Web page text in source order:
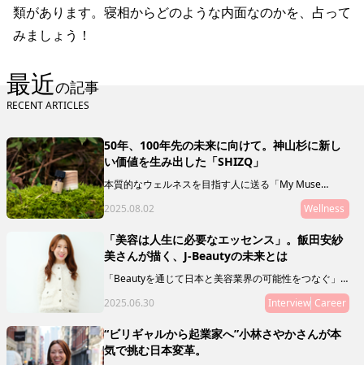
類があります。寝相からどのような内面なのかを、占って
みましょう！
最近の記事
RECENT ARTICLES
50年、100年先の未来に向けて。神山杉に新し
い価値を生み出した「SHIZQ」
本質的なウェルネスを目指す人に送る「My Muse
Selection」。最終回を飾るのは、徳島県の神山を拠点
に活動する「SHIZQ（しずく）」。山や川を守るために
「木を使う」というコンセプトのもと、器やアロマを製
作・販売しています。 「質がいいもの」の奥に潜むリ
レーションシップ（関連性やつながり）に目を向けるこ
とで、50年後の私たちの未来に繋げていきましょう。
2025.08.02 Wellness
「美容は人生に必要なエッセンス」。飯田安紗
美さんが描く、J-Beautyの未来とは
「Beautyを通じて日本と美容業界の可能性をつなぐ」
ことをミッションとし、新規事業やマガジン、複業支援
などを通じて、J Beautyを世界へ拡げる活動をリードし
ている飯田 安紗美さんにインタビュー。日本の美容業
界の可能性とは？ その未来とは？ 飯田さんの人生経
験ならではの想いを語ってもらいました。
2025.06.30 Interview Career
“ビリギャルから起業家へ”小林さやかさんが本
気で挑む日本変革。